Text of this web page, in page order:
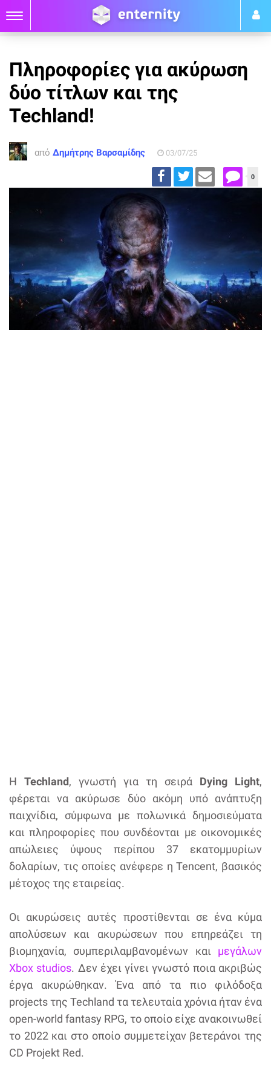
Πληροφορίες για ακύρωση
δύο τίτλων και της
Techland!
από Δημήτρης Βαρσαμίδης 03/07/25
0
Η Techland, γνωστή για τη σειρά Dying Light,
φέρεται να ακύρωσε δύο ακόμη υπό ανάπτυξη
παιχνίδια, σύμφωνα με πολωνικά δημοσιεύματα
και πληροφορίες που συνδέονται με οικονομικές
απώλειες ύψους περίπου 37 εκατομμυρίων
δολαρίων, τις οποίες ανέφερε η Tencent, βασικός
μέτοχος της εταιρείας.
Οι ακυρώσεις αυτές προστίθενται σε ένα κύμα
απολύσεων και ακυρώσεων που επηρεάζει τη
βιομηχανία, συμπεριλαμβανομένων και μεγάλων
Xbox studios. Δεν έχει γίνει γνωστό ποια ακριβώς
έργα ακυρώθηκαν. Ένα από τα πιο φιλόδοξα
projects της Techland τα τελευταία χρόνια ήταν ένα
open-world fantasy RPG, το οποίο είχε ανακοινωθεί
το 2022 και στο οποίο συμμετείχαν βετεράνοι της
CD Projekt Red.